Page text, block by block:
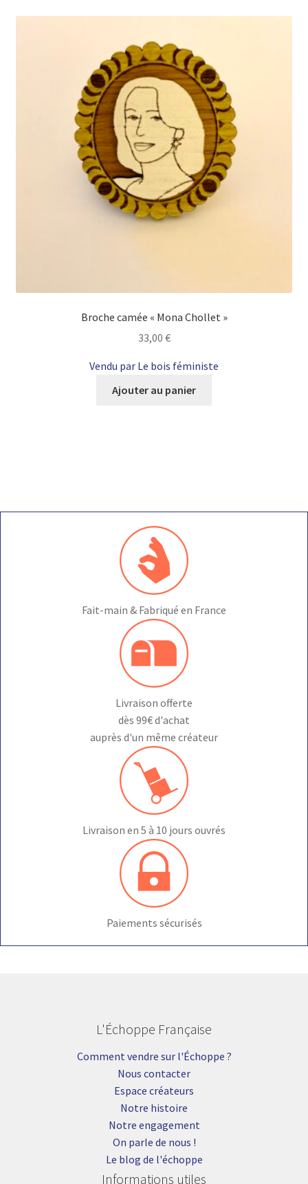
Broche camée « Mona Chollet »
33,00 €
Vendu par Le bois féministe
Ajouter au panier
Fait-main & Fabriqué en France
Livraison offerte
dès 99€ d'achat
auprès d'un même créateur
Livraison en 5 à 10 jours ouvrés
Paiements sécurisés
L'Échoppe Française
Comment vendre sur l'Échoppe ?
Nous contacter
Espace créateurs
Notre histoire
Notre engagement
On parle de nous !
Le blog de l'échoppe
Informations utiles